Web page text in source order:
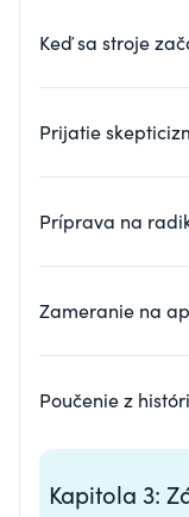
Keď sa stroje
Prijatie
Príprava na
Zameranie na
Poučenie z
Kapitola 3: